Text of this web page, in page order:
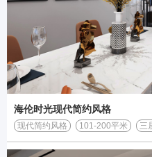
海伦时光现代简约风格
现代简约风格 101-200平米 三